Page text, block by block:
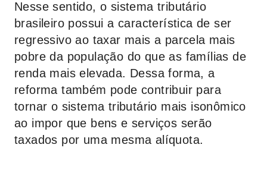
Nesse sentido, o sistema tributário
brasileiro possui a característica de ser
regressivo ao taxar mais a parcela mais
pobre da população do que as famílias de
renda mais elevada. Dessa forma, a
reforma também pode contribuir para
tornar o sistema tributário mais isonômico
ao impor que bens e serviços serão
taxados por uma mesma alíquota.